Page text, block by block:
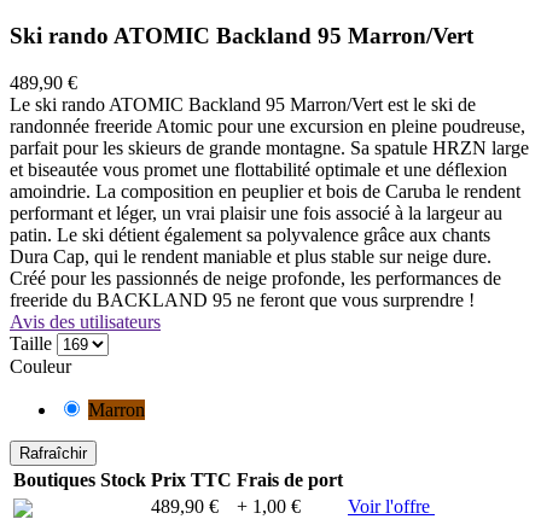
Ski rando ATOMIC Backland 95 Marron/Vert
489,90 €
Le ski rando ATOMIC Backland 95 Marron/Vert est le ski de
randonnée freeride Atomic pour une excursion en pleine poudreuse,
parfait pour les skieurs de grande montagne. Sa spatule HRZN large
et biseautée vous promet une flottabilité optimale et une déflexion
amoindrie. La composition en peuplier et bois de Caruba le rendent
performant et léger, un vrai plaisir une fois associé à la largeur au
patin. Le ski détient également sa polyvalence grâce aux chants
Dura Cap, qui le rendent maniable et plus stable sur neige dure.
Créé pour les passionnés de neige profonde, les performances de
freeride du BACKLAND 95 ne feront que vous surprendre !
Avis des utilisateurs
Taille
Couleur
Marron
Boutiques Stock Prix TTC Frais de port
489,90 €
+ 1,00 € Voir l'offre